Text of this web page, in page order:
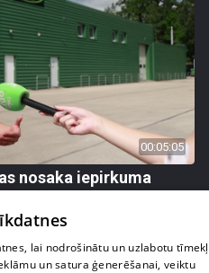
00:05:05
nosaka iepirkuma
lai nodrošinātu un uzlabotu
un satura ģenerēšanai, veiktu